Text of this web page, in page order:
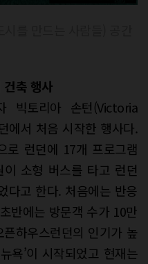
건축 행사
빅토리아 손턴(Victoria
서 처음 시작한 행사다.
로 런던에 17개 프로그램
소형 버스를 타고 런던
다고 한다. 처음에는 반응
반에는 방문객 수가 10만
하우스런던의 인기가 높
욕’이 시작되었고 현재는